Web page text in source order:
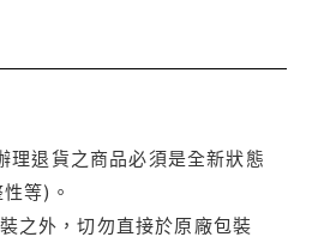
退貨之商品必須是全新狀態
等)。
之外，切勿直接於原廠包裝